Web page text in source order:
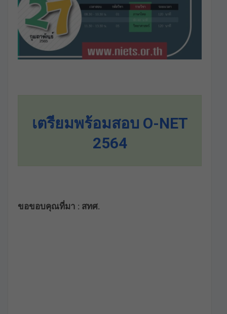
เตรียมพร้อมสอบ O-NET
2564
ขอขอบคุณที่มา : สทศ.